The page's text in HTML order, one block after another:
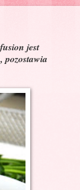
jest
pozostawia